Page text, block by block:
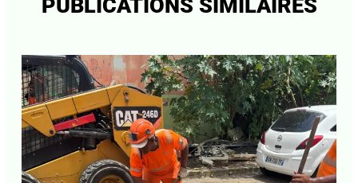
PUBLICATIONS SIMILAIRES